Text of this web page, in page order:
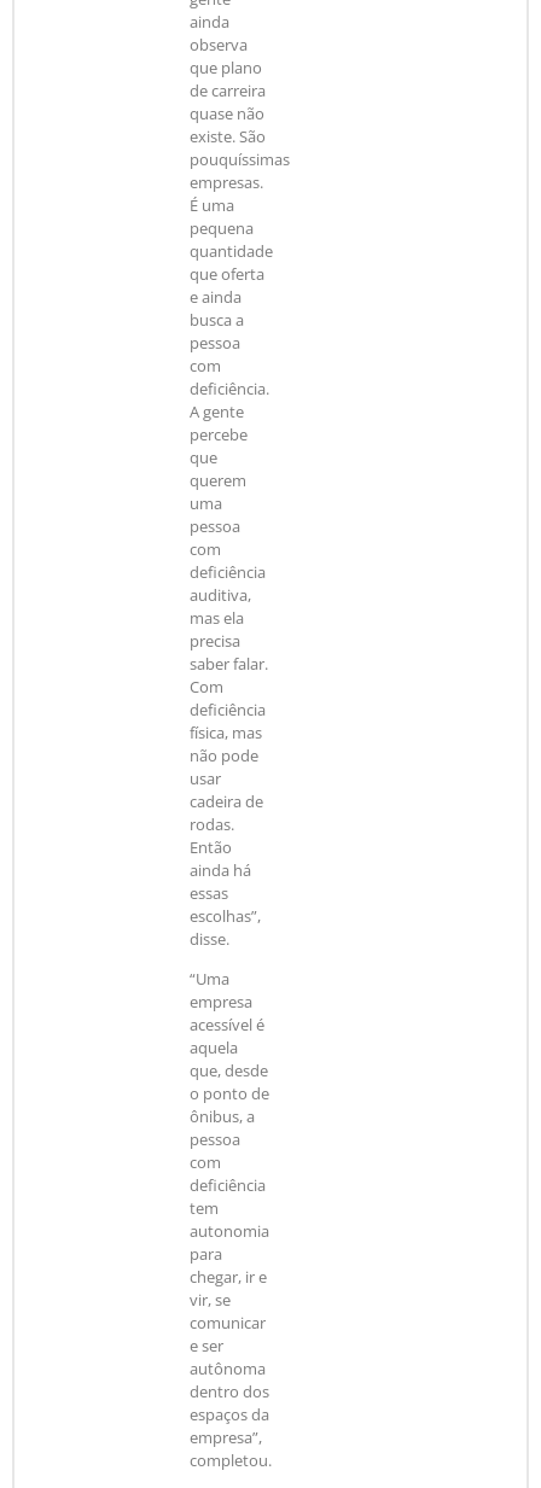
ainda
observa
que plano
de carreira
quase não
existe. São
pouquíssimas
empresas.
É uma
pequena
quantidade
que oferta
e ainda
busca a
pessoa
com
deficiência.
A gente
percebe
que
querem
uma
pessoa
com
deficiência
auditiva,
mas ela
precisa
saber falar.
Com
deficiência
física, mas
não pode
usar
cadeira de
rodas.
Então
ainda há
essas
escolhas”,
disse.
“Uma
empresa
acessível é
aquela
que, desde
o ponto de
ônibus, a
pessoa
com
deficiência
tem
autonomia
para
chegar, ir e
vir, se
comunicar
e ser
autônoma
dentro dos
espaços da
empresa”,
completou.